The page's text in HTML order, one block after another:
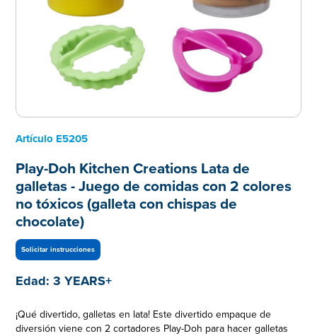
Artículo E5205
Play-Doh Kitchen Creations Lata de
galletas - Juego de comidas con 2 colores
no tóxicos (galleta con chispas de
chocolate)
Solicitar instrucciones
Edad: 3 YEARS+
¡Qué divertido, galletas en lata! Este divertido empaque de
diversión viene con 2 cortadores Play-Doh para hacer galletas